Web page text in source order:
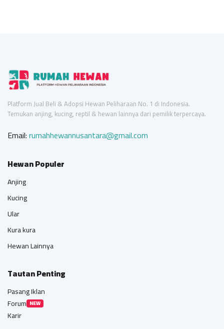
Platform Jual Beli & Adopsi Hewan Peliharaan No. 1 di Indonesia.
Temukan anjing, kucing, reptil & hewan lainnya dari pemilik terpercaya.
Email:rumahhewannusantara@gmail.com
Hewan Populer
Anjing
Kucing
Ular
Kura kura
Hewan Lainnya
Tautan Penting
Pasang Iklan
Forum NEW
Karir